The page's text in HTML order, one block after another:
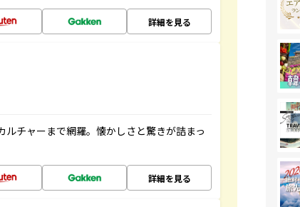
詳細を見る
チャーまで網羅。懐かしさと驚きが詰まっ
詳細を見る